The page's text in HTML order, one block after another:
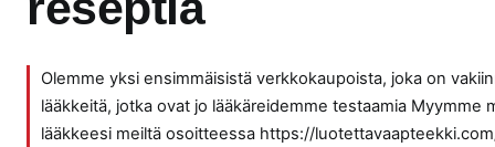
Olemme yksi ensimmäisistä verkkokaupoista, joka on
lääkkeitä, jotka ovat jo lääkäreidemme testaamia
lääkkeesi meiltä osoitteessa https://